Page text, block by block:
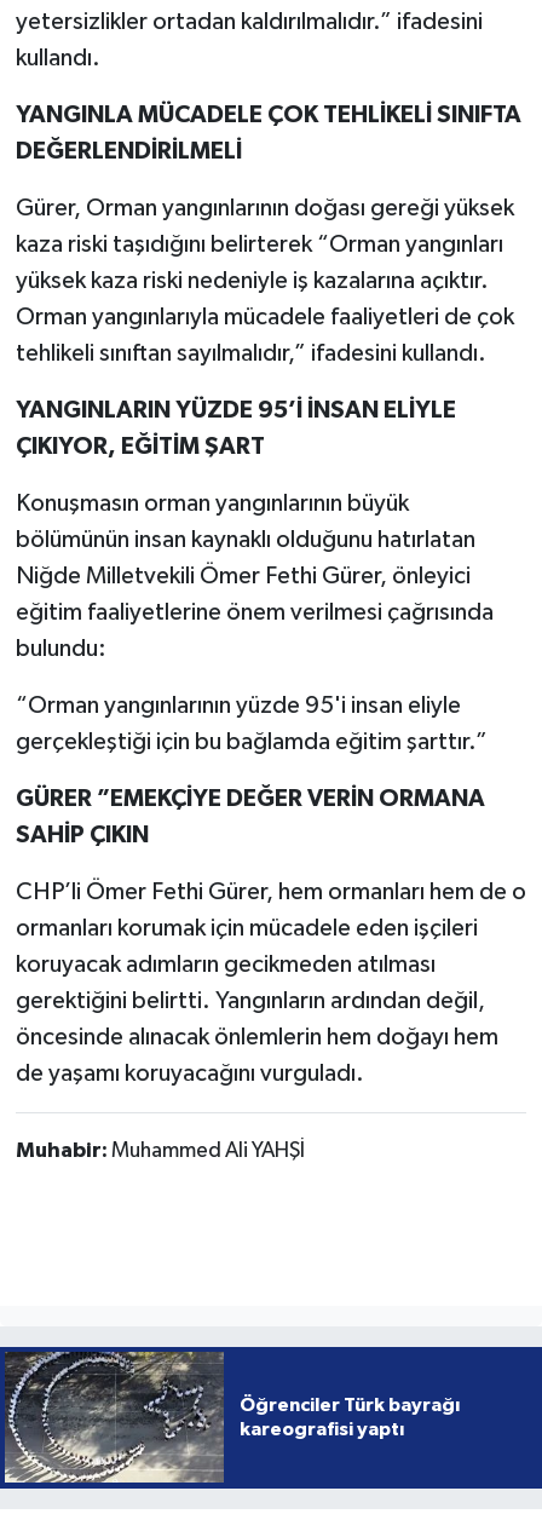
yetersizlikler ortadan kaldırılmalıdır.” ifadesini
kullandı.
YANGINLA MÜCADELE ÇOK TEHLİKELİ SINIFTA
DEĞERLENDİRİLMELİ
Gürer, Orman yangınlarının doğası gereği yüksek
kaza riski taşıdığını belirterek “Orman yangınları
yüksek kaza riski nedeniyle iş kazalarına açıktır.
Orman yangınlarıyla mücadele faaliyetleri de çok
tehlikeli sınıftan sayılmalıdır,” ifadesini kullandı.
YANGINLARIN YÜZDE 95’İ İNSAN ELİYLE
ÇIKIYOR, EĞİTİM ŞART
Konuşmasın orman yangınlarının büyük
bölümünün insan kaynaklı olduğunu hatırlatan
Niğde Milletvekili Ömer Fethi Gürer, önleyici
eğitim faaliyetlerine önem verilmesi çağrısında
bulundu:
“Orman yangınlarının yüzde 95'i insan eliyle
gerçekleştiği için bu bağlamda eğitim şarttır.”
GÜRER ”EMEKÇİYE DEĞER VERİN ORMANA
SAHİP ÇIKIN
CHP’li Ömer Fethi Gürer, hem ormanları hem de o
ormanları korumak için mücadele eden işçileri
koruyacak adımların gecikmeden atılması
gerektiğini belirtti. Yangınların ardından değil,
öncesinde alınacak önlemlerin hem doğayı hem
de yaşamı koruyacağını vurguladı.
Muhabir: Muhammed Ali YAHŞİ
Öğrenciler Türk bayrağı
kareografisi yaptı